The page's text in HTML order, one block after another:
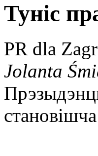
Туніс
PR dla
Jolanta